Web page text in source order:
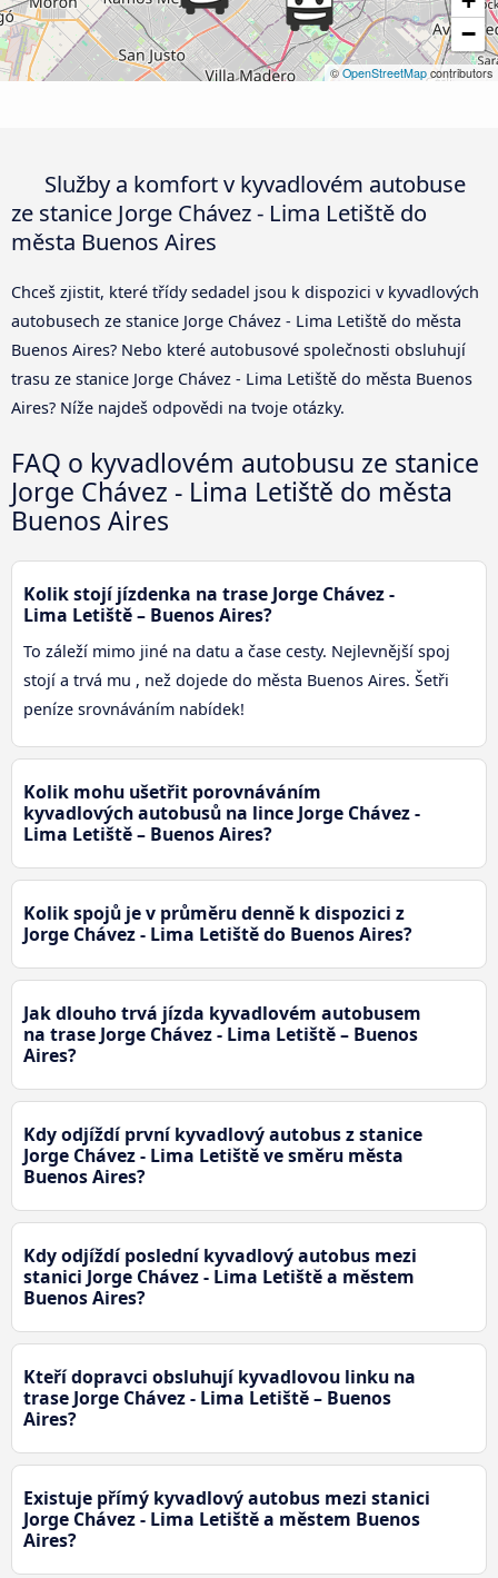
−
© OpenStreetMap contributors
Služby a komfort v kyvadlovém autobuse
ze stanice Jorge Chávez - Lima Letiště do
města Buenos Aires
Chceš zjistit, které třídy sedadel jsou k dispozici v kyvadlových
autobusech ze stanice Jorge Chávez - Lima Letiště do města
Buenos Aires? Nebo které autobusové společnosti obsluhují
trasu ze stanice Jorge Chávez - Lima Letiště do města Buenos
Aires? Níže najdeš odpovědi na tvoje otázky.
FAQ o kyvadlovém autobusu ze stanice
Jorge Chávez - Lima Letiště do města
Buenos Aires
Kolik stojí jízdenka na trase Jorge Chávez -
Lima Letiště – Buenos Aires?
To záleží mimo jiné na datu a čase cesty. Nejlevnější spoj
stojí a trvá mu , než dojede do města Buenos Aires. Šetři
peníze srovnáváním nabídek!
Kolik mohu ušetřit porovnáváním
kyvadlových autobusů na lince Jorge Chávez -
Lima Letiště – Buenos Aires?
Kolik spojů je v průměru denně k dispozici z
Jorge Chávez - Lima Letiště do Buenos Aires?
Jak dlouho trvá jízda kyvadlovém autobusem
na trase Jorge Chávez - Lima Letiště – Buenos
Aires?
Kdy odjíždí první kyvadlový autobus z stanice
Jorge Chávez - Lima Letiště ve směru města
Buenos Aires?
Kdy odjíždí poslední kyvadlový autobus mezi
stanici Jorge Chávez - Lima Letiště a městem
Buenos Aires?
Kteří dopravci obsluhují kyvadlovou linku na
trase Jorge Chávez - Lima Letiště – Buenos
Aires?
Existuje přímý kyvadlový autobus mezi stanici
Jorge Chávez - Lima Letiště a městem Buenos
Aires?